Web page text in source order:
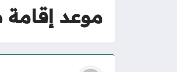
موعد إقامة